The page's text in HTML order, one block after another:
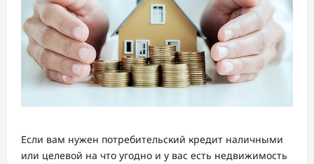
Если вам нужен потребительский кредит наличными
или целевой на что угодно и у вас есть недвижимость